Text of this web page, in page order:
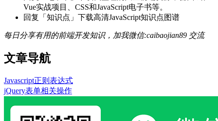
Vue实战项目、CSS和JavaScript电子书等。
回复「知识点」下载高清JavaScript知识点图谱
每日分享有用的前端开发知识，加我微信:caibaojian89 交流
文章导航
Javascript正则表达式
jQuery表单相关操作